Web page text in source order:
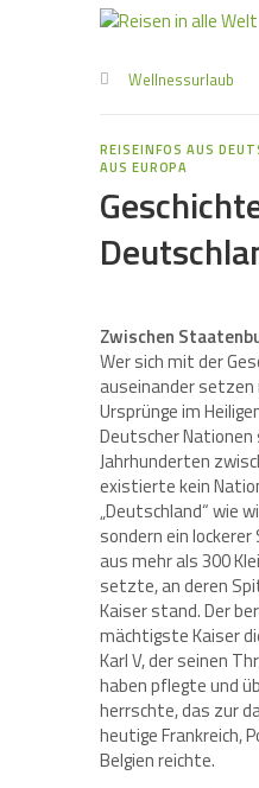
Wellnessurlaub
REISEINFOS AUS
AUS EUROPA
Zwischen
Wer sich mit der
auseinander
Ursprünge im
Deutscher Nationen
Jahrhunderten
existierte kein
„Deutschland“ wie
sondern ein
aus mehr als 300
setzte, an deren
Kaiser stand. Der
mächtigste Kaiser
Karl V, der seinen
haben pflegte und
herrschte, das zur
heutige Frankreich,
Belgien reichte.